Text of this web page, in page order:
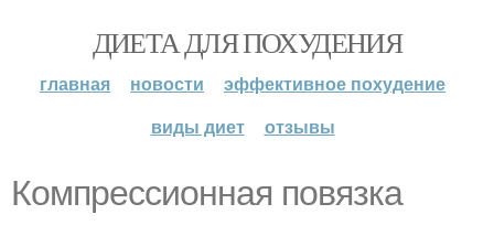
ДИЕТА ДЛЯ ПОХУДЕНИЯ
главная новости
эффективное похудение
виды диет
отзывы
Компрессионная повязка